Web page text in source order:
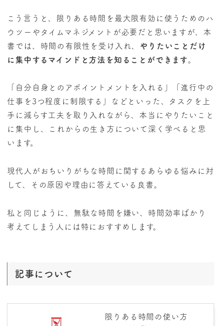
こう言うと、限りある時間を最大限有効に使うためのハ
ウツーやタイムマネジメントが必要だと思いますが、本
書では、時間の有限性を受け入れ、
やりたいことだけ
に集中するマインドと方法を知ることができます 。
「自分自身とのアポイントメントを入れる」「進行中の
仕事を3つ程度に制限する」などといった、タスクを上
手に減らす工夫を取り入れながら、本当にやりたいこと
に集中し、これからの生き方について深く学べると思
います。
現代人がおちいりがちな時間に関するあらゆる悩みに対
して、その原因や理由に答えている良書。
私と同じように、無駄な時間を嫌い、時間効率ばかり
考えてしまう人には特におすすめします。
記事について
限りある時間の使い方